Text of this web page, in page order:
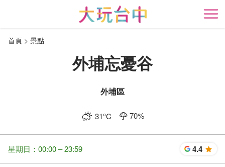
開
首頁 景點
外埔忘憂谷
外埔區
31°C 70%
星期日：00:00 – 23:59 4.4 星